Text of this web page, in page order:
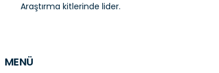
Araştırma kitlerinde lider.
MENÜ